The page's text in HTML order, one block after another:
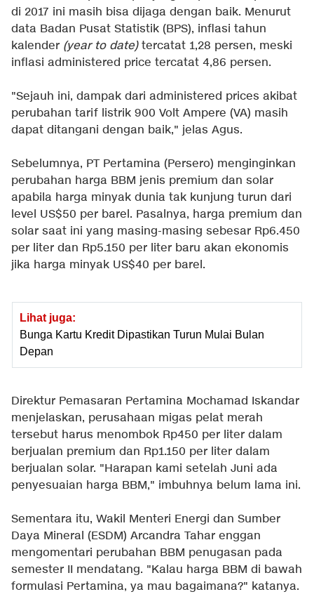
di 2017 ini masih bisa dijaga dengan baik. Menurut
data Badan Pusat Statistik (BPS), inflasi tahun
kalender (year to date)tercatat 1,28 persen, meski
inflasi administered price tercatat 4,86 persen.
"Sejauh ini, dampak dari administered prices akibat
perubahan tarif listrik 900 Volt Ampere (VA) masih
dapat ditangani dengan baik," jelas Agus.
Sebelumnya, PT Pertamina (Persero) menginginkan
perubahan harga BBM jenis premium dan solar
apabila harga minyak dunia tak kunjung turun dari
level US$50 per barel. Pasalnya, harga premium dan
solar saat ini yang masing-masing sebesar Rp6.450
per liter dan Rp5.150 per liter baru akan ekonomis
jika harga minyak US$40 per barel.
Lihat juga:
Bunga Kartu Kredit Dipastikan Turun Mulai Bulan
Depan
Direktur Pemasaran Pertamina Mochamad Iskandar
menjelaskan, perusahaan migas pelat merah
tersebut harus menombok Rp450 per liter dalam
berjualan premium dan Rp1.150 per liter dalam
berjualan solar. "Harapan kami setelah Juni ada
penyesuaian harga BBM," imbuhnya belum lama ini.
Sementara itu, Wakil Menteri Energi dan Sumber
Daya Mineral (ESDM) Arcandra Tahar enggan
mengomentari perubahan BBM penugasan pada
semester II mendatang. "Kalau harga BBM di bawah
formulasi Pertamina, ya mau bagaimana?" katanya.